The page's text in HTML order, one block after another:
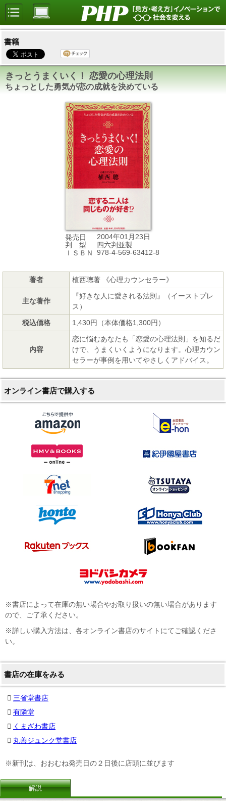
書籍
きっとうまくいく！ 恋愛の心理法則
ちょっとした勇気が恋の成就を決めている
発売日
2004年01月23日
判 型
四六判並製
ＩＳＢＮ
978-4-569-63412-8
著者 植西聰著 《心理カウンセラー》
主な著作
『好きな人に愛される法則』（イーストプレ
ス）
税込価格
1,430円（本体価格1,300円）
内容
恋に悩むあなたも「恋愛の心理法則」を知るだ
けで、うまくいくようになります。心理カウン
セラーが事例を用いてやさしくアドバイス。
オンライン書店で購入する
※書店によって在庫の無い場合やお取り扱いの無い場合があります
ので、ご了承ください。
※詳しい購入方法は、各オンライン書店のサイトにてご確認くださ
い。
書店の在庫をみる
三省堂書店
有隣堂
くまざわ書店
丸善ジュンク堂書店
※新刊は、おおむね発売日の２日後に店頭に並びます
解説